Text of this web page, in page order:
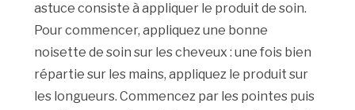
astuce consiste à appliquer le produit de soin.
Pour commencer, appliquez une bonne
noisette de soin sur les cheveux : une fois bien
répartie sur les mains, appliquez le produit sur
les longueurs. Commencez par les pointes puis